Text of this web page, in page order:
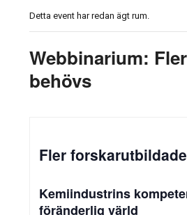
Detta event har redan ägt rum.
Webbinarium:
behövs
Fler
Kemiindustrins
föränderlig värld